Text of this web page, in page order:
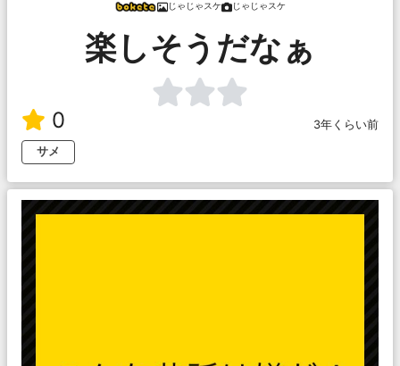
じゃじゃスケ じゃじゃスケ
楽しそうだなぁ
0
3年くらい前
サメ